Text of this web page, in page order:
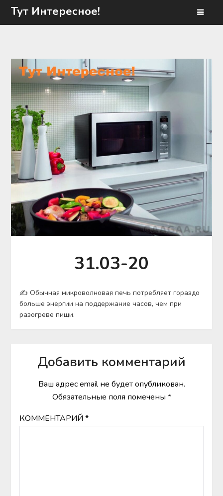
Перейти
Тут Интересное!
31.03-20
✍ Обычная микроволновая печь потребляет гораздо
больше энергии на поддержание часов, чем при
разогреве пищи.
Добавить комментарий
Ваш адрес email не будет опубликован.
Обязательные поля помечены *
КОММЕНТАРИЙ *